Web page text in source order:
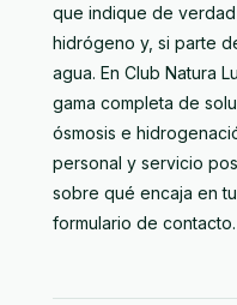
que indique de
hidrógeno y, si parte
agua. En Club Natura
gama completa de
ósmosis e
personal y servicio
sobre qué encaja en
formulario de contacto.